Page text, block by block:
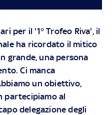
per il '1° Trofeo Riva', il
ha ricordato il mitico
grande, una persona
Ci manca
un obiettivo,
partecipiamo al
delegazione degli